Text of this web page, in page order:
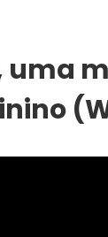
uma